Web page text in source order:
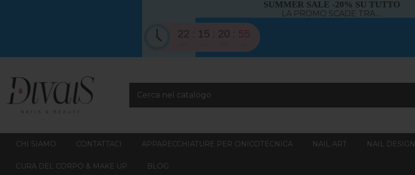
SUMMER SALE -20% SU TUTTO
LA PROMO SCADE TRA....
22 15 20 55
CHI SIAMO CONTATTACI APPARECCHIATURE PER ONICOTECNICA NAIL ART NAIL DESIGN
CURA DEL CORPO & MAKE UP BLOG